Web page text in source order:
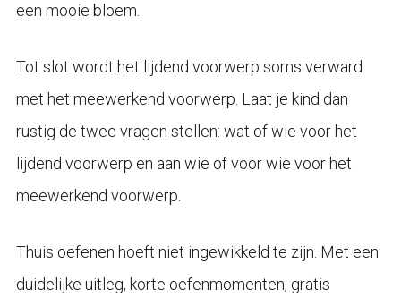
een mooie bloem.
Tot slot wordt het lijdend voorwerp soms verward
met het meewerkend voorwerp. Laat je kind dan
rustig de twee vragen stellen: wat of wie voor het
lijdend voorwerp en aan wie of voor wie voor het
meewerkend voorwerp.
Thuis oefenen hoeft niet ingewikkeld te zijn. Met een
duidelijke uitleg, korte oefenmomenten, gratis